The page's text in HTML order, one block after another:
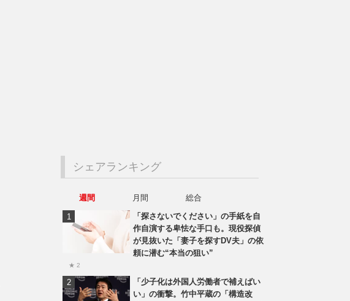
シェアランキング
週間 月間
総合
「探さないでください」の手紙を自
作自演する卑怯な手口も。現役探偵
が見抜いた「妻子を探すDV夫」の依
頼に潜む“本当の狙い”
★ 2
「少子化は外国人労働者で補えばい
い」の衝撃。竹中平蔵の「構造改